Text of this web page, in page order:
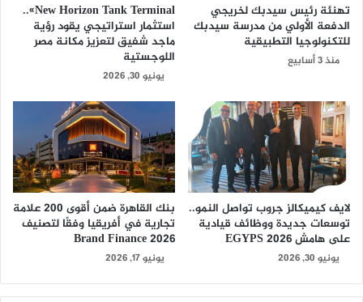
تهنئة رئيس سيدبك لخريجي
الدفعة الأولي من مدرسة سيدبك
للتكنولوجيا التطبيقية
منذ 3 أسابيع
New Horizon Tank Terminal»..
استثمار استراتيجي يقود رؤية
ماجد شفيق لتعزيز مكانة مصر
اللوجستية
يونيو 30, 2026
لايف كيميكالز جروب تواصل النمو..
توسعات جديدة ووظائف قيادية
على هامش EGYPS 2026
يونيو 30, 2026
بنك القاهرة ضمن أقوى 200 علامة
تجارية في أفريقيا وفقًا لتصنيف
Brand Finance 2026
يونيو 17, 2026